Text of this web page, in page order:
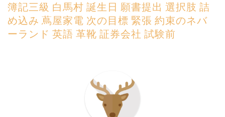
簿記三級 白馬村 誕生日 願書提出 選択肢 詰
め込み 蔦屋家電 次の目標 緊張 約束のネバ
ーランド 英語 革靴 証券会社 試験前